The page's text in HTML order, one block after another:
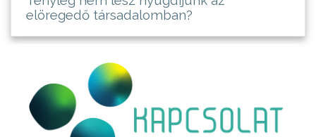
elöregedő társadalomban?